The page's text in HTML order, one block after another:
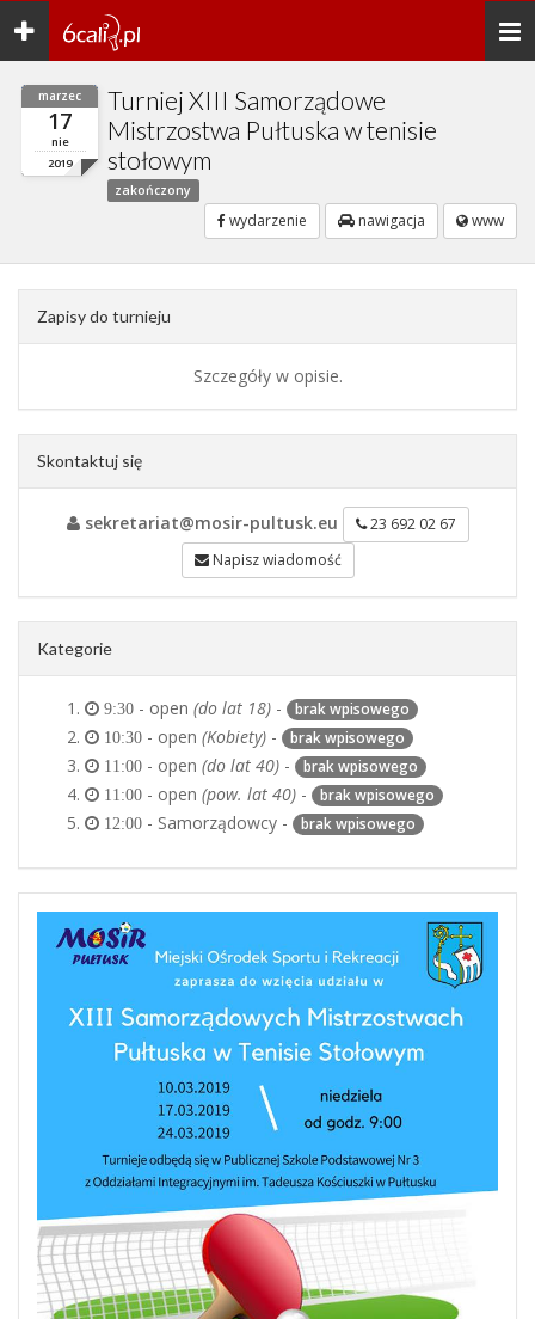
Toggle
navigation
marzec
17
nie
2019
Turniej XIII Samorządowe
Mistrzostwa Pułtuska w tenisie
stołowym
zakończony
wydarzenie nawigacja www
Zapisy do turnieju
Szczegóły w opisie.
Skontaktuj się
sekretariat@mosir-pultusk.eu
23 692 02 67
Napisz wiadomość
Kategorie
9:30 - open (do lat 18) - brak wpisowego
10:30 - open (Kobiety) - brak wpisowego
11:00 - open (do lat 40) - brak wpisowego
11:00 - open (pow. lat 40) - brak wpisowego
12:00 - Samorządowcy - brak wpisowego